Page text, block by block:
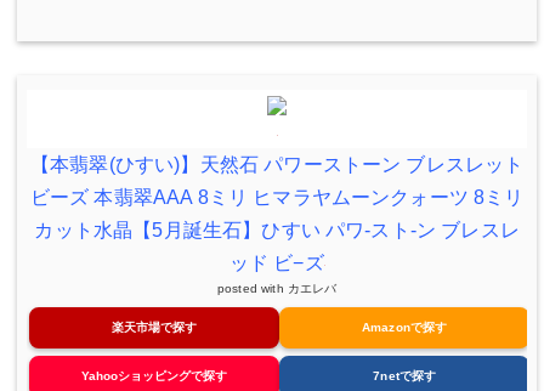
【本翡翠(ひすい)】天然石 パワーストーン ブレスレット
ビーズ 本翡翠AAA 8ミリ ヒマラヤムーンクォーツ 8ミリ
カット水晶【5月誕生石】ひすい パワ-スト-ン ブレスレ
ッド ビ−ズ
posted with カエレバ
楽天市場で探す Amazonで探す
Yahooショッピングで探す 7netで探す